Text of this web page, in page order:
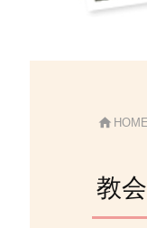
 HOME
教